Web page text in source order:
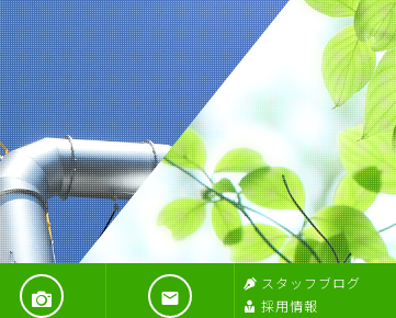
スタッフブログ
採用情報